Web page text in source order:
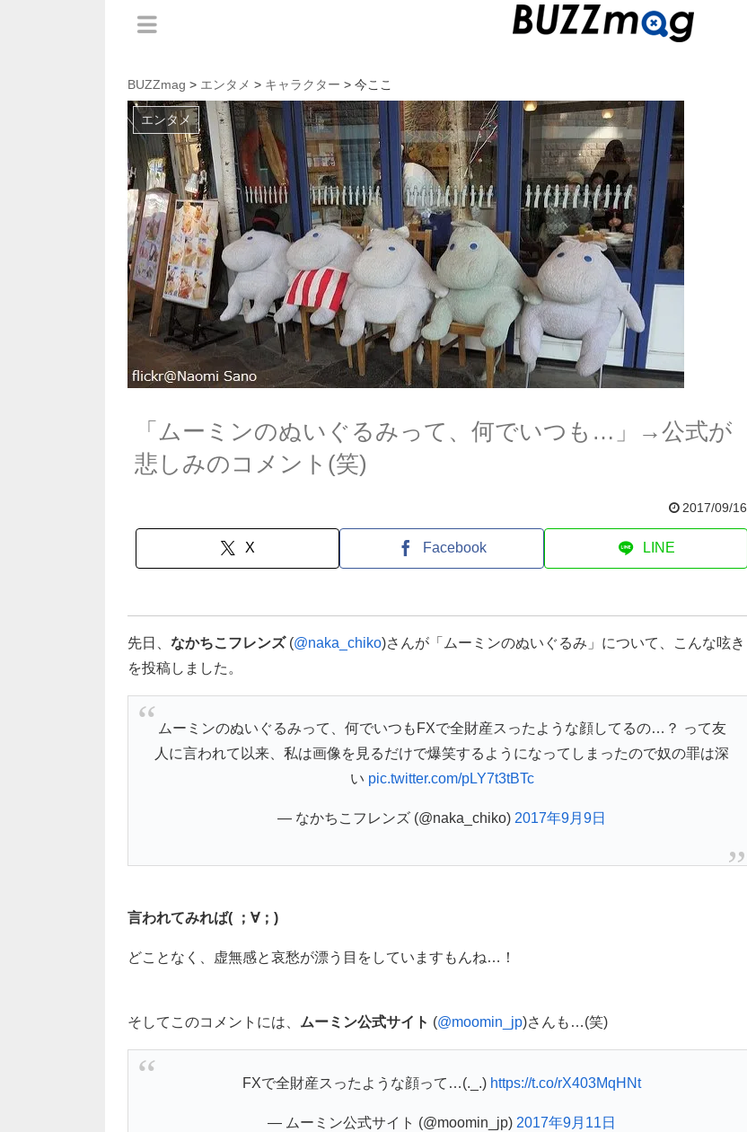
BUZZmag > エンタメ > キャラクター > 今ここ
エンタメ
「ムーミンのぬいぐるみって、何でいつも…」→公式が
悲しみのコメント(笑)
2017/09/16
X Facebook LINE
先日、 なかちこフレンズ(@naka_chiko)さんが「ムーミンのぬいぐるみ」について、こんな呟き
を投稿しました。
ムーミンのぬいぐるみって、何でいつもFXで全財産スったような顔してるの…？ って友
人に言われて以来、私は画像を見るだけで爆笑するようになってしまったので奴の罪は深
い pic.twitter.com/pLY7t3tBTc
— なかちこフレンズ (@naka_chiko) 2017年9月9日
言われてみれば( ；∀；)
どことなく、虚無感と哀愁が漂う目をしていますもんね…！
そしてこのコメントには、 ムーミン公式サイト (@moomin_jp)さんも…(笑)
FXで全財産スったような顔って…(._.) https://t.co/rX403MqHNt
— ムーミン公式サイト (@moomin_jp) 2017年9月11日